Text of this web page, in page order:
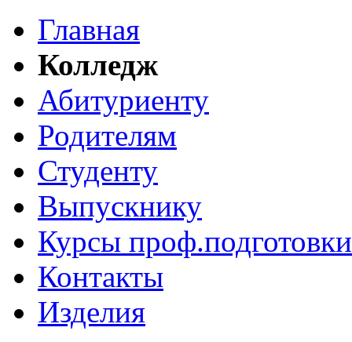
Главная
Колледж
Абитуриенту
Родителям
Студенту
Выпускнику
Курсы проф.подготовки
Контакты
Изделия